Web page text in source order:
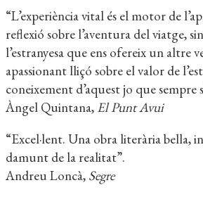
“L’experiència vital és el motor de
reflexió sobre l’aventura del viatge,
l’estranyesa que ens ofereix un
apassionant lliçó sobre el valor de
coneixement d’aquest jo que sempre
Àngel Quintana, El Punt Avui
“Excel·lent. Una obra literària bella,
damunt de la realitat”.
Andreu Loncà, Segre